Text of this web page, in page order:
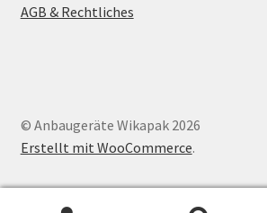
AGB & Rechtliches
© Anbaugeräte Wikapak 2026
Erstellt mit WooCommerce.